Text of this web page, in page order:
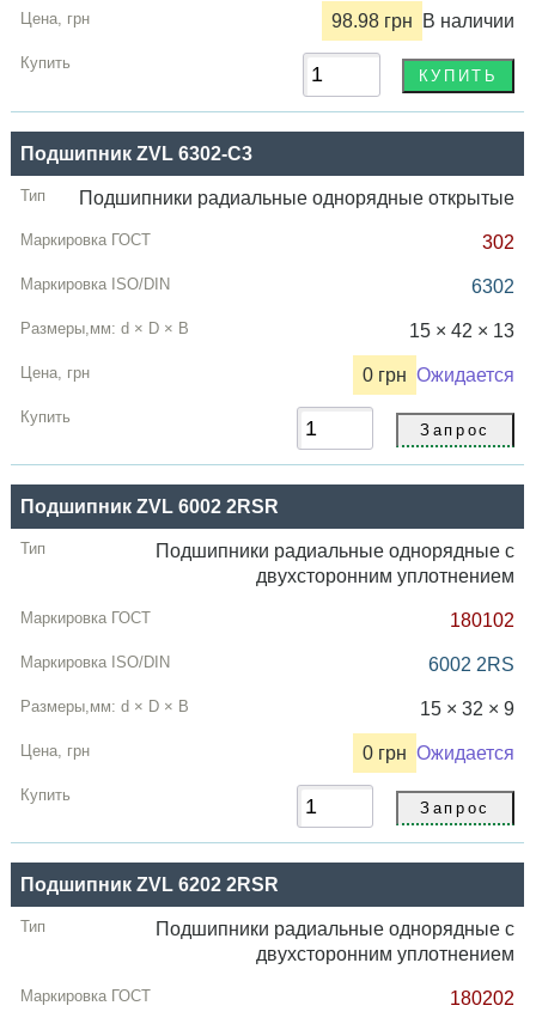
98.98 грн В наличии
Подшипник ZVL 6302-C3
Подшипники радиальные однорядные открытые
302
6302
15 × 42 × 13
0 грн Ожидается
Подшипник ZVL 6002 2RSR
Подшипники радиальные однорядные с
двухсторонним уплотнением
180102
6002 2RS
15 × 32 × 9
0 грн Ожидается
Подшипник ZVL 6202 2RSR
Подшипники радиальные однорядные с
двухсторонним уплотнением
180202